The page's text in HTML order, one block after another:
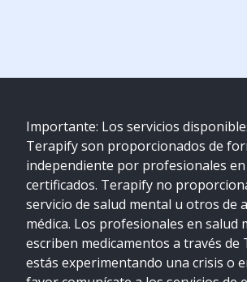
Importante: Los servicios
Terapify son proporcionados de
independiente por profesionales
certificados. Terapify no
servicio de salud mental u otros de
médica. Los profesionales en salud
escriben medicamentos a través de
estás experimentando una crisis o